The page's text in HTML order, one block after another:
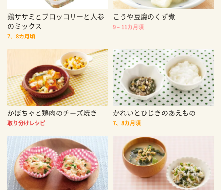
鶏ササミとブロッコリーと人参
のミックス
7、8カ月頃
こうや豆腐のくず煮
9～11カ月頃
かぼちゃと鶏肉のチーズ焼き
取り分けレシピ
かれいとひじきのあえもの
7、8カ月頃